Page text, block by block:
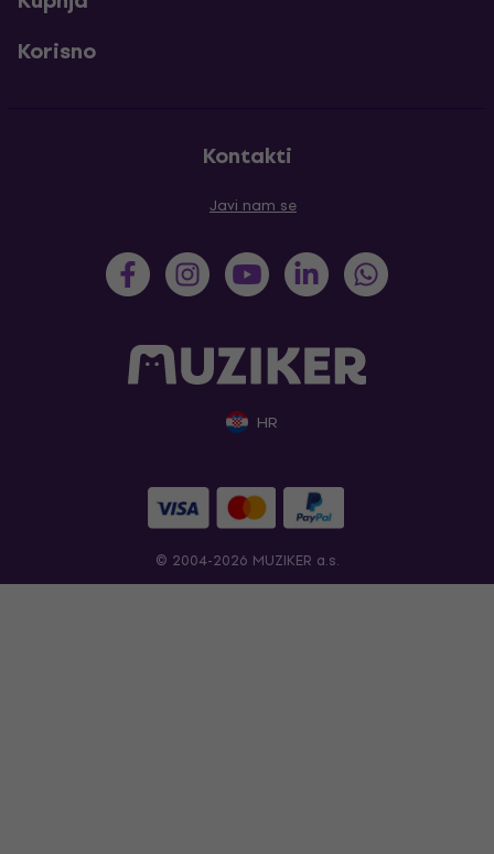
Korisno
Kontakti
Javi nam se
HR
© 2004-2026 MUZIKER a.s.